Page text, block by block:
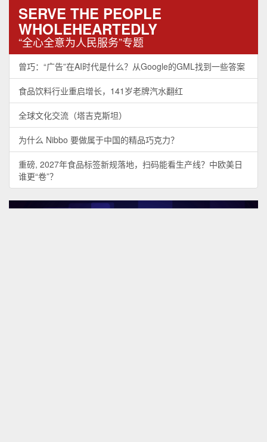
SERVE THE PEOPLE
WHOLEHEARTEDLY
“全心全意为人民服务”专题
曾巧：“广告”在AI时代是什么？从Google的GML找到一些答案
食品饮料行业重启增长，141岁老牌汽水翻红
全球文化交流（塔吉克斯坦）
为什么 Nibbo 要做属于中国的精品巧克力？
重磅, 2027年食品标签新规落地，扫码能看生产线？中欧美日
谁更“卷”？